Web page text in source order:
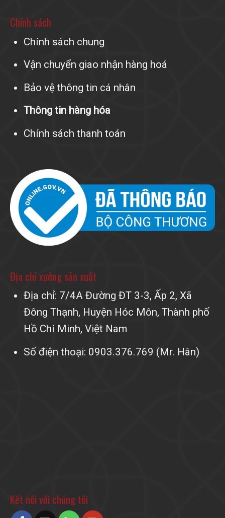
Chính sách
Chính sách chung
Vận chuyển giao nhận hàng hoá
Bảo vệ thông tin cá nhân
Thông tin hàng hóa
Chính sách thanh toán
Địa chỉ xưởng sản xuất
Địa chỉ: 7/4A Đường ĐT 3-3, Ấp 2, Xã
Đông Thạnh, Huyện Hóc Môn, Thành phố
Hồ Chí Minh, Việt Nam
Số điện thoại: 0903.376.769 (Mr. Hân)
Kết nối với chúng tôi